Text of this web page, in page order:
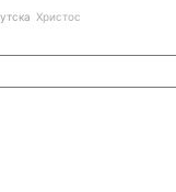
Христос